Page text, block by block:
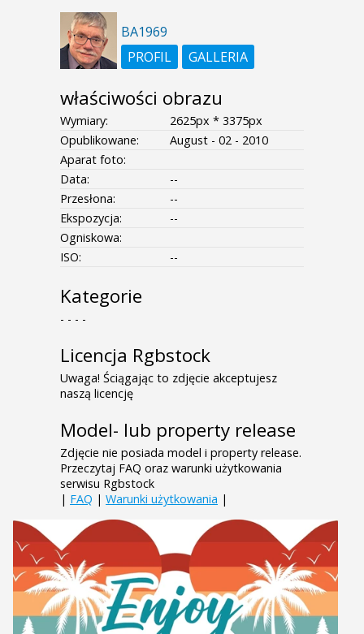
BA1969
PROFIL
GALLERIA
właściwości obrazu
Wymiary:
2625px * 3375px
Opublikowane:
August - 02 - 2010
Aparat foto:
Data:
--
Przesłona:
--
Ekspozycja:
--
Ogniskowa:
ISO:
--
Kategorie
- - - -
Licencja Rgbstock
Uwaga! Ściągając to zdjęcie akceptujesz
naszą licencję
Model- lub property release
Zdjęcie nie posiada model i property release.
Przeczytaj FAQ oraz warunki użytkowania
serwisu Rgbstock
| FAQ | Warunki użytkowania |